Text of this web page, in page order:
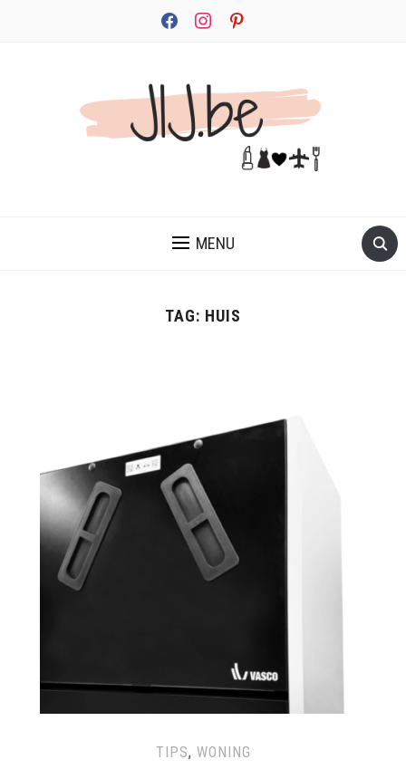
facebookinstagrampinterest
MENU
TAG: HUIS
TIPS, WONING